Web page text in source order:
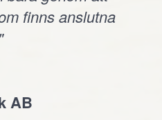
finns anslutna
AB